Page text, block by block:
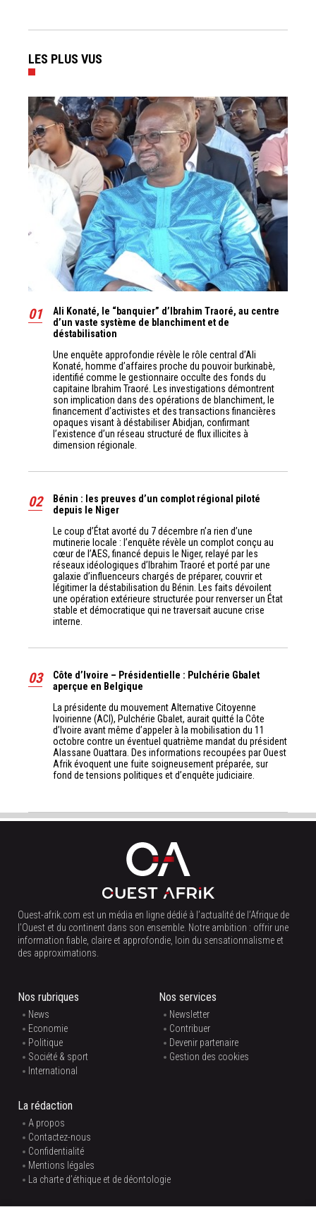
LES PLUS VUS
01
Ali Konaté, le “banquier” d’Ibrahim Traoré, au centre
d’un vaste système de blanchiment et de
déstabilisation
Une enquête approfondie révèle le rôle central d’Ali
Konaté, homme d’affaires proche du pouvoir burkinabè,
identifié comme le gestionnaire occulte des fonds du
capitaine Ibrahim Traoré. Les investigations démontrent
son implication dans des opérations de blanchiment, le
financement d’activistes et des transactions financières
opaques visant à déstabiliser Abidjan, confirmant
l’existence d’un réseau structuré de flux illicites à
dimension régionale.
02
Bénin : les preuves d’un complot régional piloté
depuis le Niger
Le coup d’État avorté du 7 décembre n’a rien d’une
mutinerie locale : l’enquête révèle un complot conçu au
cœur de l’AES, financé depuis le Niger, relayé par les
réseaux idéologiques d’Ibrahim Traoré et porté par une
galaxie d’influenceurs chargés de préparer, couvrir et
légitimer la déstabilisation du Bénin. Les faits dévoilent
une opération extérieure structurée pour renverser un État
stable et démocratique qui ne traversait aucune crise
interne.
03
Côte d’Ivoire – Présidentielle : Pulchérie Gbalet
aperçue en Belgique
La présidente du mouvement Alternative Citoyenne
Ivoirienne (ACI), Pulchérie Gbalet, aurait quitté la Côte
d’Ivoire avant même d’appeler à la mobilisation du 11
octobre contre un éventuel quatrième mandat du président
Alassane Ouattara. Des informations recoupées par Ouest
Afrik évoquent une fuite soigneusement préparée, sur
fond de tensions politiques et d’enquête judiciaire.
Ouest-afrik.com est un média en ligne dédié à l’actualité de l’Afrique de
l’Ouest et du continent dans son ensemble. Notre ambition : offrir une
information fiable, claire et approfondie, loin du sensationnalisme et
des approximations.
Nos rubriques
News
Economie
Politique
Société & sport
International
Nos services
Newsletter
Contribuer
Devenir partenaire
Gestion des cookies
La rédaction
A propos
Contactez-nous
Confidentialité
Mentions légales
La charte d’éthique et de déontologie